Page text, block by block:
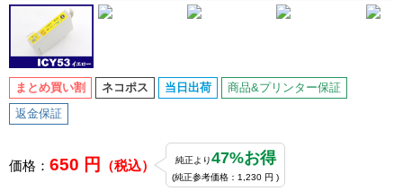
まとめ買い割 ネコポス 当日出荷 商品&プリンター保証
返金保証
価格： 650 円 （税込） 純正より47%お得
(純正参考価格：1,230 円 )